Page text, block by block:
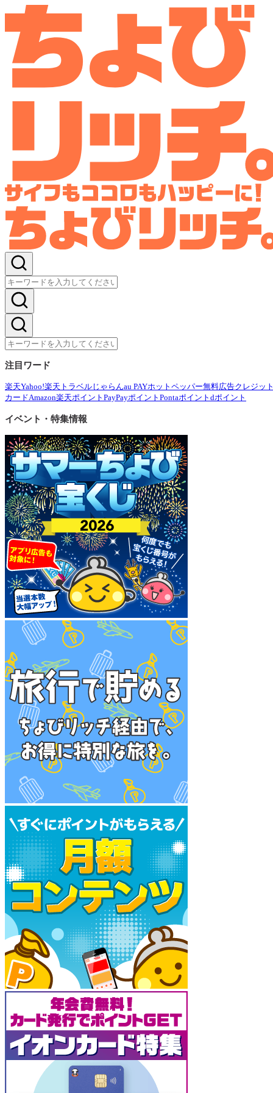
注目ワード
楽天Yahoo!楽天トラベル じゃらんau PAYホットペッパー無料広告クレジッ
カードAmazon楽天ポイント PayPayポイント Pontaポイント dポイント
イベント・特集情報